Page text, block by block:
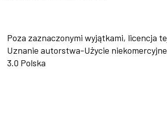
Poza zaznaczonymi wyjątkami, licencja
Uznanie autorstwa-Użycie
3.0 Polska